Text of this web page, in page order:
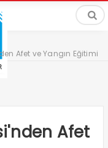
Afet ve Yangın Eğitimi
Afet